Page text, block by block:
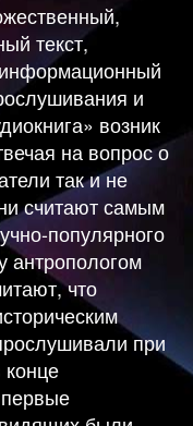
текст,
и
возник
на вопрос о
так и не
считают самым
популярного
антропологом
что
при